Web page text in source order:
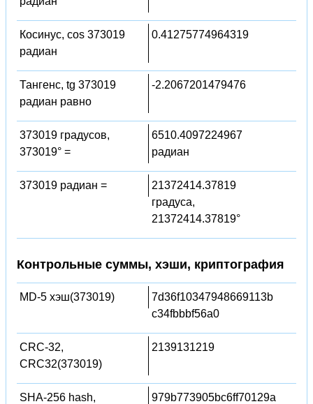
Косинус, cos 373019
радиан
0.41275774964319
Тангенс, tg 373019
радиан равно
-2.2067201479476
373019 градусов,
373019° =
6510.4097224967
радиан
373019 радиан =
21372414.37819
градуса,
21372414.37819°
Контрольные суммы, хэши, криптография
MD-5 хэш(373019)
7d36f10347948669113b
c34fbbbf56a0
CRC-32,
CRC32(373019)
2139131219
SHA-256 hash,
979b773905bc6ff70129a